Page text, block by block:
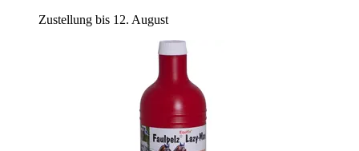
Zustellung bis 12. August